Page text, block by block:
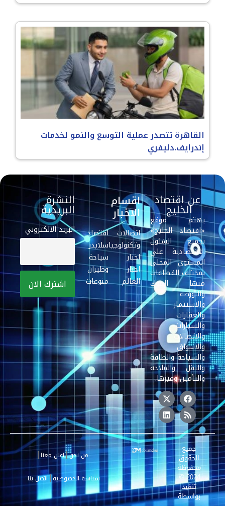
القاهرة تتصدر عملية التوسع والنمو لخدمات
إندرايف.دليفري
عن اقتصاد
الخليج
يهتم موقع
«اقتصاد الخليج»
بجميع الشئون
الاقتصادية علي
المستوي المحلي
بمختلف القطاعات
منها البنوك
والبورصة
والاستثمار
والعقارات
والسيارات
والاتصالات
والاسواق
والسياحة والطاقة
والنقل والملاحة
والتأمين وغيرها.
اقسام
الاخبار
اتصالات
وتكنولوجيا
اخبار
اخبار
العالم
اقتصاد
سلايدر
سياحة
وطيران
منوعات
النشرة
البريدية
البريد الالكتروني
جميع
الحقوق
محفوظة
2024 ©
تنفيذ
بواسطة
من نحن اعلن معنا
سياسة الخصوصية اتصل بنا